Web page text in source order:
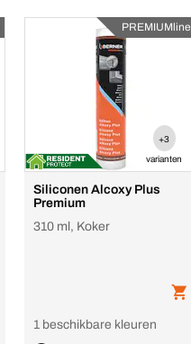
PREMIUMline
+3
varianten
Siliconen Alcoxy Plus
Premium
310 ml, Koker
1 beschikbare kleuren